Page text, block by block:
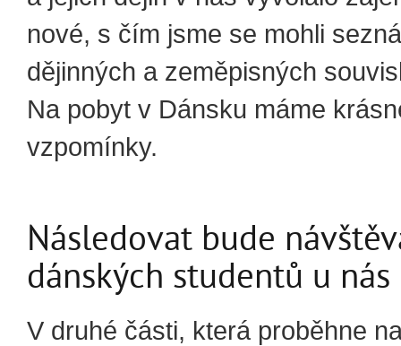
nové, s čím jsme se mohli
dějinných a zeměpisných
Na pobyt v Dánsku máme
vzpomínky.
Následovat bude
dánských studentů u nás
V druhé části, která proběhne